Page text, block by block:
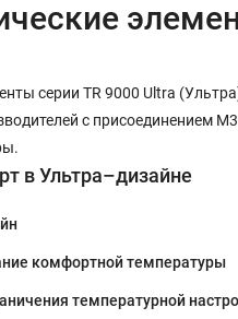
серии TR 9000 Ultra
с присоединением
в Ультра–дизайне
комфортной температуры
температурной